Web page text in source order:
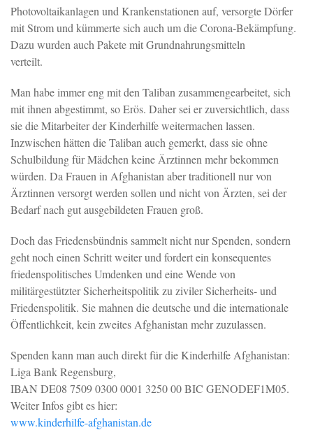
Photovoltaikanlagen und Krankenstationen auf, versorgte Dörfer
mit Strom und kümmerte sich auch um die Corona-Bekämpfung.
Dazu wurden auch Pakete mit Grundnahrungsmitteln
verteilt.
Man habe immer eng mit den Taliban zusammengearbeitet, sich
mit ihnen abgestimmt, so Erös. Daher sei er zuversichtlich, dass
sie die Mitarbeiter der Kinderhilfe weitermachen lassen.
Inzwischen hätten die Taliban auch gemerkt, dass sie ohne
Schulbildung für Mädchen keine Ärztinnen mehr bekommen
würden. Da Frauen in Afghanistan aber traditionell nur von
Ärztinnen versorgt werden sollen und nicht von Ärzten, sei der
Bedarf nach gut ausgebildeten Frauen groß.
Doch das Friedensbündnis sammelt nicht nur Spenden, sondern
geht noch einen Schritt weiter und fordert ein konsequentes
friedenspolitisches Umdenken und eine Wende von
militärgestützter Sicherheitspolitik zu ziviler Sicherheits- und
Friedenspolitik. Sie mahnen die deutsche und die internationale
Öffentlichkeit, kein zweites Afghanistan mehr zuzulassen.
Spenden kann man auch direkt für die Kinderhilfe Afghanistan:
Liga Bank Regensburg,
IBAN DE08 7509 0300 0001 3250 00 BIC GENODEF1M05.
Weiter Infos gibt es hier:
www.kinderhilfe-afghanistan.de